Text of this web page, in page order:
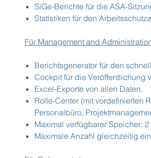
SiGe-Berichte für die ASA-
Statistiken für den
Für Management and
Berichtsgenerator für den
Cockpit für die Veröffentlichung
Excel-Exporte von allen Daten,
Rolle-Center (mit vordefinierten
Personalbüro,
Maximal verfügbarer Speicher: 2
Maximale Anzahl gleichzeitig